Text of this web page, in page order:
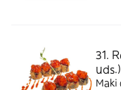
31.
uds.)
Maki